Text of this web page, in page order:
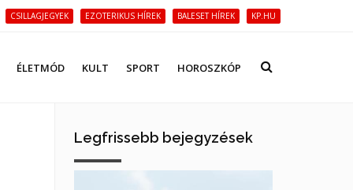
CSILLAGJEGYEK EZOTERIKUS HÍREK BALESET HÍREK KP.HU
ÉLETMÓD KULT SPORT HOROSZKÓP
Legfrissebb bejegyzések